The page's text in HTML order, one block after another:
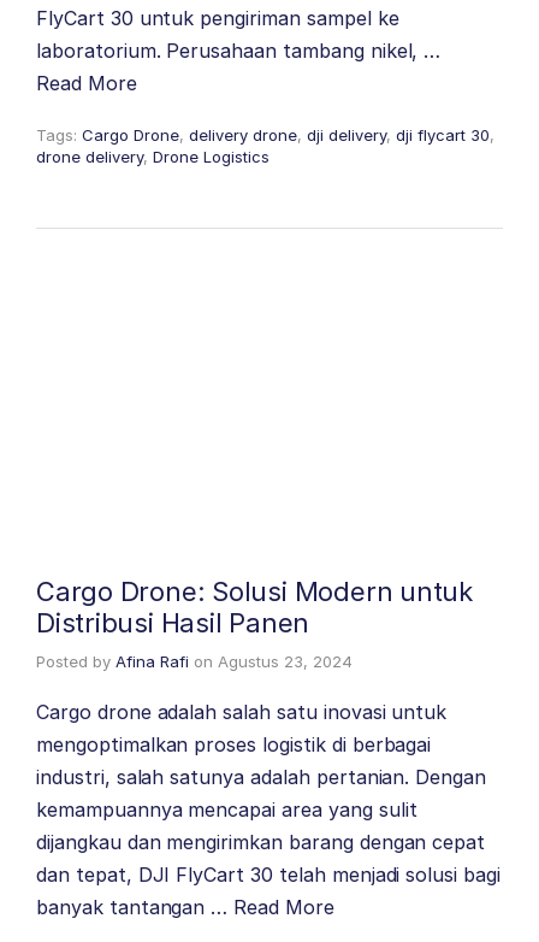
FlyCart 30 untuk pengiriman sampel ke
laboratorium. Perusahaan tambang nikel, …
Read More
Tags: Cargo Drone, delivery drone, dji delivery, dji flycart 30,
drone delivery, Drone Logistics
Cargo Drone: Solusi Modern untuk
Distribusi Hasil Panen
Posted by Afina Rafi on Agustus 23, 2024
Cargo drone adalah salah satu inovasi untuk
mengoptimalkan proses logistik di berbagai
industri, salah satunya adalah pertanian. Dengan
kemampuannya mencapai area yang sulit
dijangkau dan mengirimkan barang dengan cepat
dan tepat, DJI FlyCart 30 telah menjadi solusi bagi
banyak tantangan … Read More